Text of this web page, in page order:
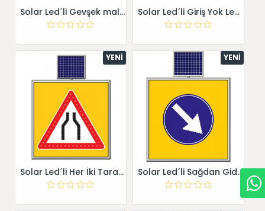
Solar Led´li Gevşek malzemeli Zemin Levhası 11777 S-LD Solar Led´li Giriş Yok Levhası 11749 S-LD
YENI
Solar Led´li Her İki Taraftan Daralan Kaplama 11774 S-LD
YENI
Solar Led´li Sağdan Gidiniz Levhası 11742 S-LD